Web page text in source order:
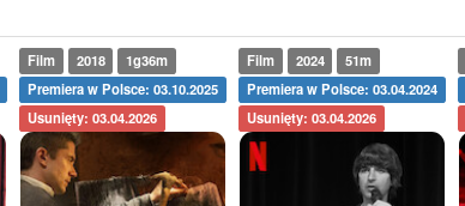
Film 2018
1g36m
Premiera w Polsce: 03.10.2025
Usunięty: 03.04.2026
Film 2024
51m
Premiera w Polsce: 03.04.2024
Usunięty: 03.04.2026